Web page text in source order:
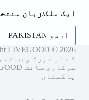
ایک ملک/زبان
ایک
ملک/
زبان
منتخب
کریں۔
کے لیے ورک ویب
پاکستان